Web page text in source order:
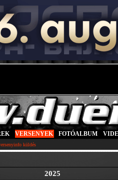
VERSENYEK FOTÓALBUM
küldés
2025